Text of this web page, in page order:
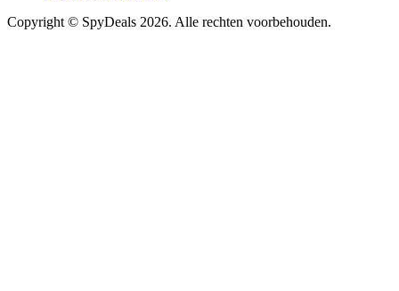
Copyright © SpyDeals 2026. Alle rechten voorbehouden.